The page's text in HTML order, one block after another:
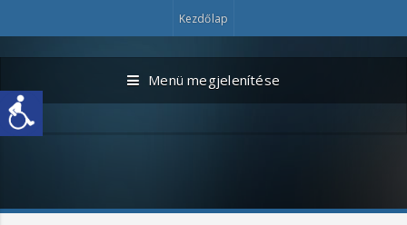
Kezdőlap
Menü megjelenítése